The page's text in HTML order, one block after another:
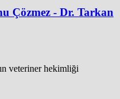
Çözmez - Dr. Tarkan
veteriner hekimliği